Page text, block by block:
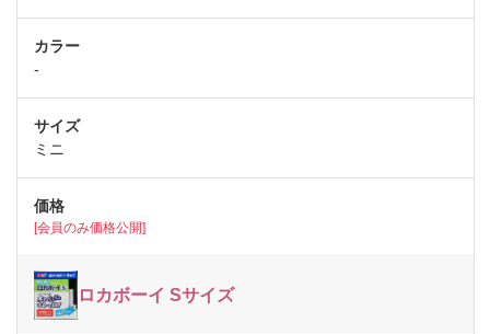
-
ミニ
[会員のみ価格公開]
ロカボーイ Sサイズ